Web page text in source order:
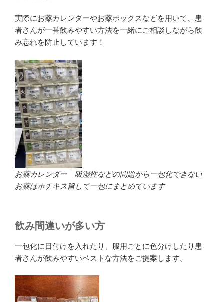
実際にお薬カレンダーやお薬ボックスなどを用いて、患
者さんが一番飲みやすい方法を一緒にご相談しながら飲
み忘れを防止しています！
お薬カレンダー 吸湿性などの問題から一包化できない
お薬はホチキス留して一包にまとめています
飲み間違いが多い方
一包化に日付けを入れたり、服用ごとに色分けしたり患
者さんが飲みやすいベストな方法をご提案します。